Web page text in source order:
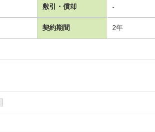
敷引・償却 -
契約期間 2年